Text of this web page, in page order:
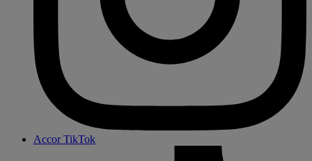
Accor TikTok